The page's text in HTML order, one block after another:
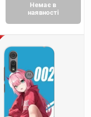
Немає в
наявності